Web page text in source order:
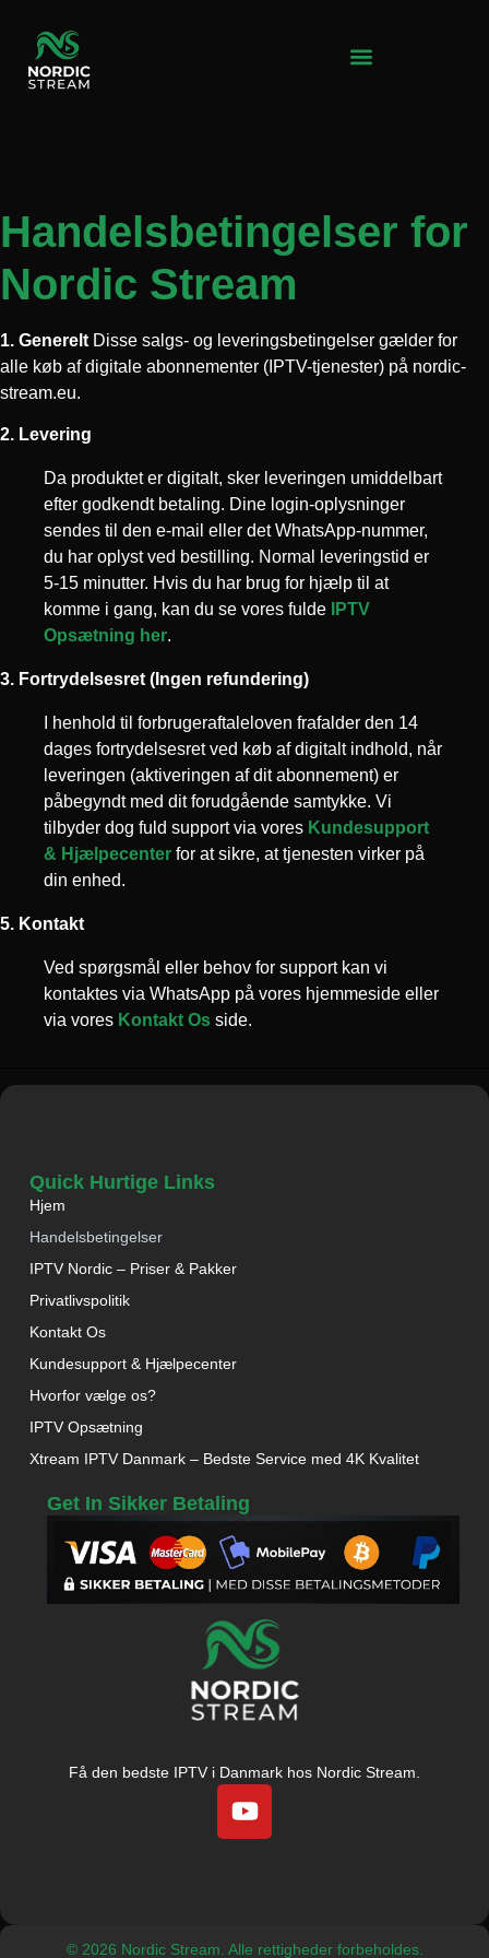
Handelsbetingelser for
Nordic Stream
1. Generelt Disse salgs- og leveringsbetingelser gælder for
alle køb af digitale abonnementer (IPTV-tjenester) på nordic-
stream.eu.
2. Levering
Da produktet er digitalt, sker leveringen umiddelbart
efter godkendt betaling. Dine login-oplysninger
sendes til den e-mail eller det WhatsApp-nummer,
du har oplyst ved bestilling. Normal leveringstid er
5-15 minutter. Hvis du har brug for hjælp til at
komme i gang, kan du se vores fulde
IPTV
Opsætning her.
3. Fortrydelsesret (Ingen refundering)
I henhold til forbrugeraftaleloven frafalder den 14
dages fortrydelsesret ved køb af digitalt indhold, når
leveringen (aktiveringen af dit abonnement) er
påbegyndt med dit forudgående samtykke. Vi
tilbyder dog fuld support via vores Kundesupport
& Hjælpecenter for at sikre, at tjenesten virker på
din enhed.
5. Kontakt
Ved spørgsmål eller behov for support kan vi
kontaktes via WhatsApp på vores hjemmeside eller
via vores Kontakt Os side.
Få den bedste IPTV i Danmark hos Nordic Stream.
Quick Hurtige Links
Hjem
Handelsbetingelser
IPTV Nordic – Priser & Pakker
Privatlivspolitik
Kontakt Os
Kundesupport & Hjælpecenter
Hvorfor vælge os?
IPTV Opsætning
Xtream IPTV Danmark – Bedste Service med 4K Kvalitet
Get In Sikker Betaling
© 2026 Nordic Stream. Alle rettigheder forbeholdes.